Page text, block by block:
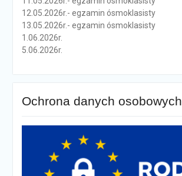
12.05.2026r.- egzamin ósmoklasisty
13.05.2026r.- egzamin ósmoklasisty
1.06.2026r.
5.06.2026r.
Ochrona danych osobowych